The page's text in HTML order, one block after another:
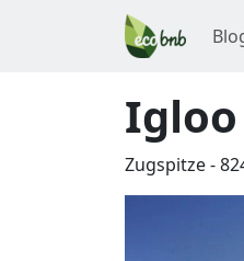
Zugspitze-